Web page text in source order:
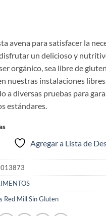
avena para satisfacer la
un delicioso y
orgánico, sea libre de
nuestras instalaciones
a diversas pruebas para
estándares.
Agregar a Lista de
Red Mill Sin Gluten